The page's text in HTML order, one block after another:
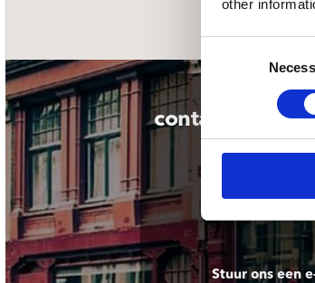
other
Selection
contact
Stuur ons een